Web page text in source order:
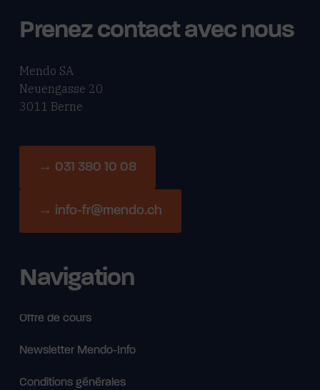
Prenez contact avec nous
Mendo SA
Neuengasse 20
3011 Berne
→ 031 380 10 08
→ info-fr@mendo.ch
Navigation
Offre de cours
Newsletter Mendo-Info
Conditions générales